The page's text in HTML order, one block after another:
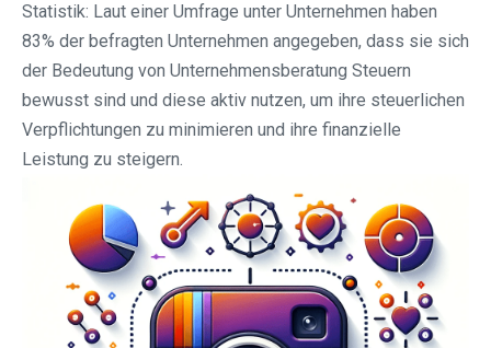
Statistik: Laut einer Umfrage unter Unternehmen haben
83% der befragten Unternehmen angegeben, dass sie sich
der Bedeutung von Unternehmensberatung Steuern
bewusst sind und diese aktiv nutzen, um ihre steuerlichen
Verpflichtungen zu minimieren und ihre finanzielle
Leistung zu steigern.